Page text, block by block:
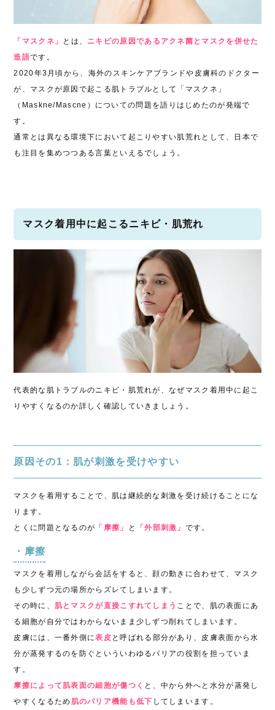
「マスクネ」 とは、 ニキビの原因であるアクネ菌とマスクを併せた
造語です。
2020年3月頃から、海外のスキンケアブランドや皮膚科のドクター
が、マスクが原因で起こる肌トラブルとして「マスクネ」
（Maskne/Mascne）についての問題を語りはじめたのが発端で
す。
通常とは異なる環境下において起こりやすい肌荒れとして、日本で
も注目を集めつつある言葉といえるでしょう。
マスク着用中に起こるニキビ・肌荒れ
代表的な肌トラブルのニキビ・肌荒れが、なぜマスク着用中に起こ
りやすくなるのか詳しく確認していきましょう。
原因その1：肌が刺激を受けやすい
マスクを着用することで、肌は継続的な刺激を受け続けることにな
ります。
とくに問題となるのが 「摩擦」 と 「外部刺激」 です。
・摩擦
マスクを着用しながら会話をすると、顔の動きに合わせて、マスク
も少しずつ元の場所からズレてしまいます。
その時に、 肌とマスクが直接こすれてしまう ことで、肌の表面にあ
る細胞が自分ではわからないまま少しずつ削れてしまいます。
皮膚には、一番外側に表皮 と呼ばれる部分があり、皮膚表面から水
分が蒸発するのを防ぐといういわゆるバリアの役割を担っていま
す。
摩擦によって肌表面の細胞が傷つく と、中から外へと水分が蒸発し
やすくなるため 肌のバリア機能も低下 してしまいます。